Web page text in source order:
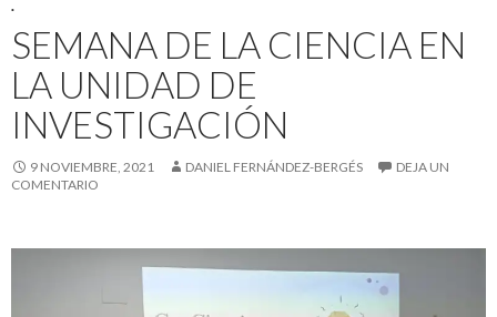
.
SEMANA DE LA CIENCIA EN
LA UNIDAD DE
INVESTIGACIÓN
9 NOVIEMBRE, 2021 DANIEL FERNÁNDEZ-BERGÉS
DEJA UN
COMENTARIO